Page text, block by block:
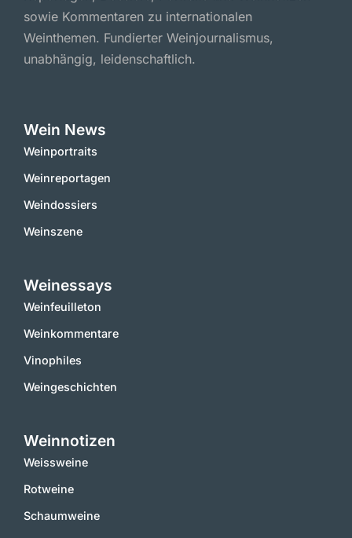
sowie Kommentaren zu internationalen
Weinthemen. Fundierter Weinjournalismus,
unabhängig, leidenschaftlich.
Wein News
Weinportraits
Weinreportagen
Weindossiers
Weinszene
Weinessays
Weinfeuilleton
Weinkommentare
Vinophiles
Weingeschichten
Weinnotizen
Weissweine
Rotweine
Schaumweine